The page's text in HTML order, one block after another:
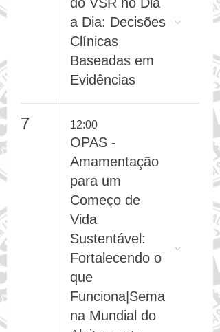
19:30
SBIm -
Enfrentamento
do VSR no Dia
a Dia: Decisões
Clínicas
Baseadas em
Evidências
12:00
OPAS -
Amamentação
para um
Começo de
Vida
Sustentável: